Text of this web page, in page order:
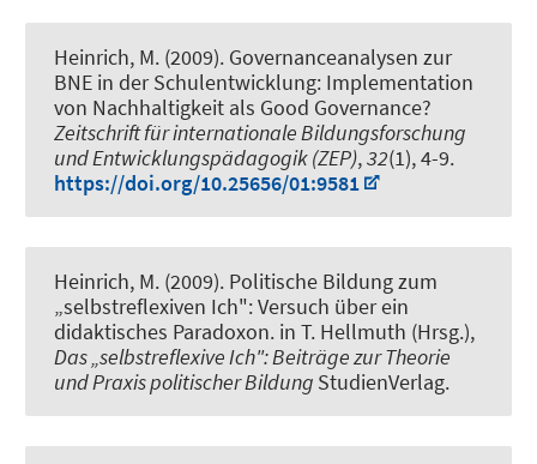
Heinrich, M. (2009). Governanceanalysen zur
BNE in der Schulentwicklung: Implementation
von Nachhaltigkeit als Good Governance?
Zeitschrift für internationale Bildungsforschung
und Entwicklungspädagogik (ZEP),32(1), 4-9.
https://doi.org/10.25656/01:9581
Heinrich, M. (2009). Politische Bildung zum
„selbstreflexiven Ich": Versuch über ein
didaktisches Paradoxon. in T. Hellmuth (Hrsg.),
Das „selbstreflexive Ich": Beiträge zur Theorie
und Praxis politischer Bildung StudienVerlag.